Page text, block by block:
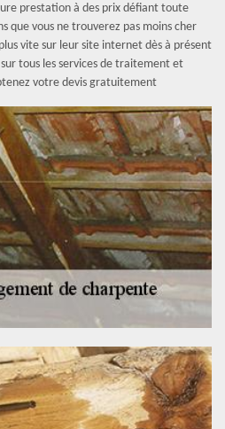
prestation à des prix défiant toute
que vous ne trouverez pas moins cher
vite sur leur site internet dès à présent
tous les services de traitement et
votre devis gratuitement